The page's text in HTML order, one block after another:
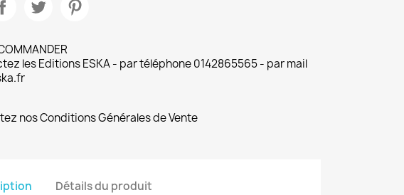
les Editions ESKA - par téléphone 0142865565 - par mail
nos Conditions Générales de Vente
Détails du produit